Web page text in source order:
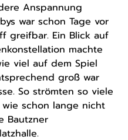
Anspannung
war schon Tage vor
greifbar. Ein Blick auf
machte
viel auf dem Spiel
groß war
So strömten so viele
wie schon lange nicht
Bautzner